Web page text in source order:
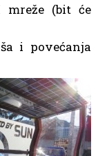
mreže (bit će
i povećanja